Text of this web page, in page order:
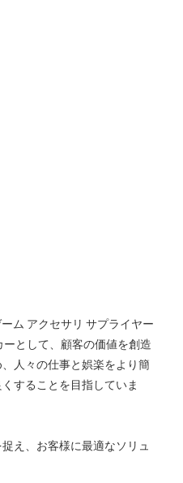
ム アクセサリ サプライヤー
として、顧客の価値を創造
人々の仕事と娯楽をより簡
することを目指していま
え、お客様に最適なソリュ